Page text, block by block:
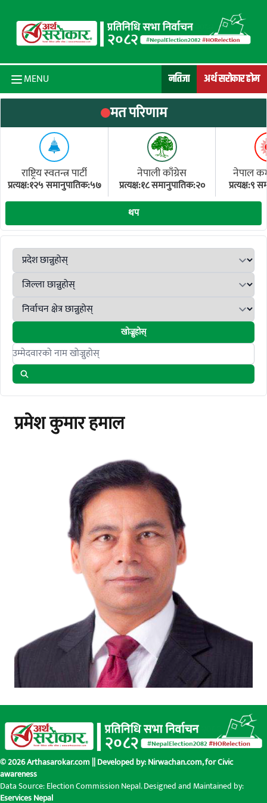
MENU नतिजा अर्थ सरोकार होम
मत परिणाम
राष्ट्रिय स्वतन्त्र पार्टी
प्रत्यक्ष:१२५ समानुपातिक:५७
नेपाली काँग्रेस
प्रत्यक्ष:१८ समानुपातिक:२०
नेपाल
प्रत्यक्ष:९
थप
खोज्नुहोस्
Search candidates
प्रमेश कुमार हमाल
© 2026 Arthasarokar.com || Developed by:Nirwachan.com, for Civic
awareness
Data Source: Election Commission Nepal. Designed and Maintained by:
Eservices Nepal